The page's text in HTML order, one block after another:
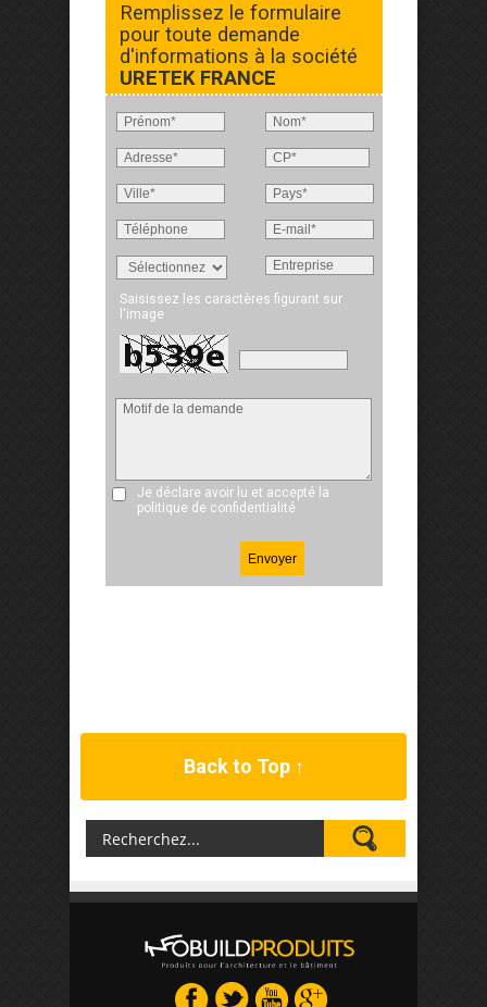
Remplissez le formulaire
pour toute demande
d'informations à la société
URETEK FRANCE
Saisissez les caractères figurant sur
l'image
Je déclare avoir lu et accepté la
politique de confidentialité
Back to Top ↑